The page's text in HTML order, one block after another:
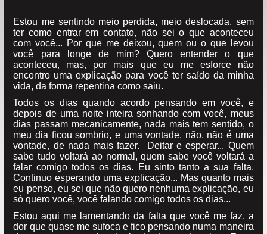
Estou me sentindo meio perdida, meio deslocada, sem
ter como entrar em contato, não sei o que aconteceu
com você... Por que me deixou, quem ou o que levou
você para longe de mim? Quero entender o que
aconteceu, mas, por mais que eu me esforce não
encontro uma explicação para você ter saído da minha
vida, da forma repentina como saiu.
Todos os dias quando acordo pensando em você, e
depois de uma noite inteira sonhando com você, meus
dias passam mecanicamente, nada mais tem sentido, o
meu dia ficou sombrio, e uma vontade, não, não é uma
vontade, de nada mais fazer. Deitar e esperar... Quem
sabe tudo voltará ao normal, quem sabe você voltará a
falar comigo todos os dias. Eu sinto tanto a sua falta.
Continuo esperando uma explicação... Mas quanto mais
eu penso, eu sei que não quero nenhuma explicação, eu
só quero você, você falando comigo todos os dias...
Estou aqui me lamentando da falta que você me faz, a
dor que quase me sufoca e fico pensando numa maneira